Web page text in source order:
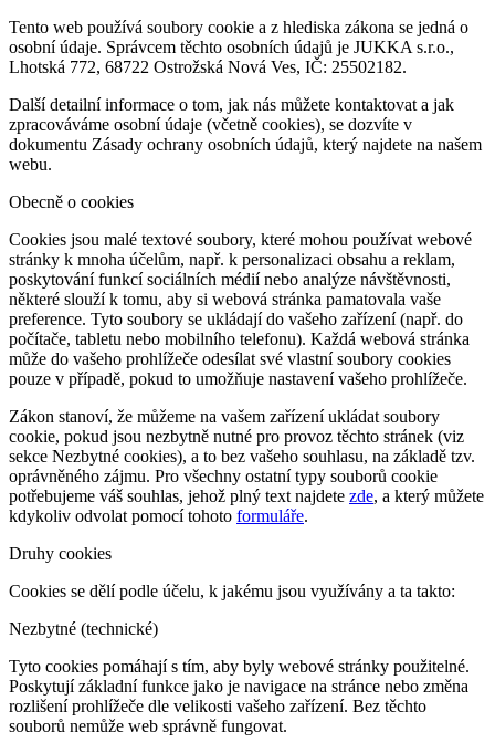
Tento web používá soubory cookie a z hlediska zákona se jedná o
osobní údaje. Správcem těchto osobních údajů je JUKKA s.r.o.,
Lhotská 772, 68722 Ostrožská Nová Ves, IČ: 25502182.
Další detailní informace o tom, jak nás můžete kontaktovat a jak
zpracováváme osobní údaje (včetně cookies), se dozvíte v
dokumentu Zásady ochrany osobních údajů, který najdete na našem
webu.
Obecně o cookies
Cookies jsou malé textové soubory, které mohou používat webové
stránky k mnoha účelům, např. k personalizaci obsahu a reklam,
poskytování funkcí sociálních médií nebo analýze návštěvnosti,
některé slouží k tomu, aby si webová stránka pamatovala vaše
preference. Tyto soubory se ukládají do vašeho zařízení (např. do
počítače, tabletu nebo mobilního telefonu). Každá webová stránka
může do vašeho prohlížeče odesílat své vlastní soubory cookies
pouze v případě, pokud to umožňuje nastavení vašeho prohlížeče.
Zákon stanoví, že můžeme na vašem zařízení ukládat soubory
cookie, pokud jsou nezbytně nutné pro provoz těchto stránek (viz
sekce Nezbytné cookies), a to bez vašeho souhlasu, na základě tzv.
oprávněného zájmu. Pro všechny ostatní typy souborů cookie
potřebujeme váš souhlas, jehož plný text najdete zde, a který můžete
kdykoliv odvolat pomocí tohoto formuláře.
Druhy cookies
Cookies se dělí podle účelu, k jakému jsou využívány a ta takto:
Nezbytné (technické)
Tyto cookies pomáhají s tím, aby byly webové stránky použitelné.
Poskytují základní funkce jako je navigace na stránce nebo změna
rozlišení prohlížeče dle velikosti vašeho zařízení. Bez těchto
souborů nemůže web správně fungovat.